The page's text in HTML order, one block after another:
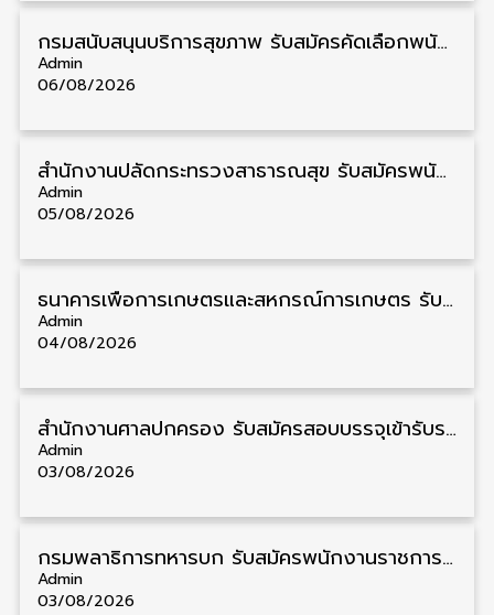
กรมสนับสนุนบริการสุขภาพ รับสมัครคัดเลือกพนักงานราชการ วุฒิ ปวส./ป.ตรี 13 อัตรา รับสมัคร 11 – 20 สิงหาคม
Admin
06/08/2026
สำนักงานปลัดกระทรวงสาธารณสุข รับสมัครพนักงานราชการรูปแบบพิเศษ วุฒิ ปวส./ป.ตรี 102 อัตรา รับสมัคร 17 – 28 สิงหาคม
Admin
05/08/2026
ธนาคารเพื่อการเกษตรและสหกรณ์การเกษตร รับสมัครบุคคลเพื่อเป็นผู้ช่วยพนักงาน วุฒิ ป.ตรี 5 อัตรา รับสมัคร 4 – 14 สิงหาคม
Admin
04/08/2026
สํานักงานศาลปกครอง รับสมัครสอบบรรจุเข้ารับราชการ วุฒิ ป.ตรี 72 อัตรา รับสมัคร 31 สิงหาคม – 18 กันยายน
Admin
03/08/2026
กรมพลาธิการทหารบก รับสมัครพนักงานราชการ วุฒิ ม.3/ม.6/ปวช. 66 อัตรา รับสมัคร 10 – 17 สิงหาคม
Admin
03/08/2026